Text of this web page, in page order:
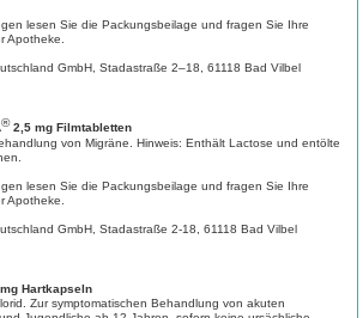
lesen Sie die Packungsbeilage und fragen Sie Ihre
Apotheke.
GmbH, Stadastraße 2–18, 61118 Bad Vilbel
® 2,5 mg Filmtabletten
von Migräne. Hinweis: Enthält Lactose und entölte
lesen Sie die Packungsbeilage und fragen Sie Ihre
Apotheke.
GmbH, Stadastraße 2-18, 61118 Bad Vilbel
Hartkapseln
Zur symptomatischen Behandlung von akuten